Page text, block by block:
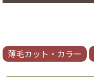
薄毛カット・カラー